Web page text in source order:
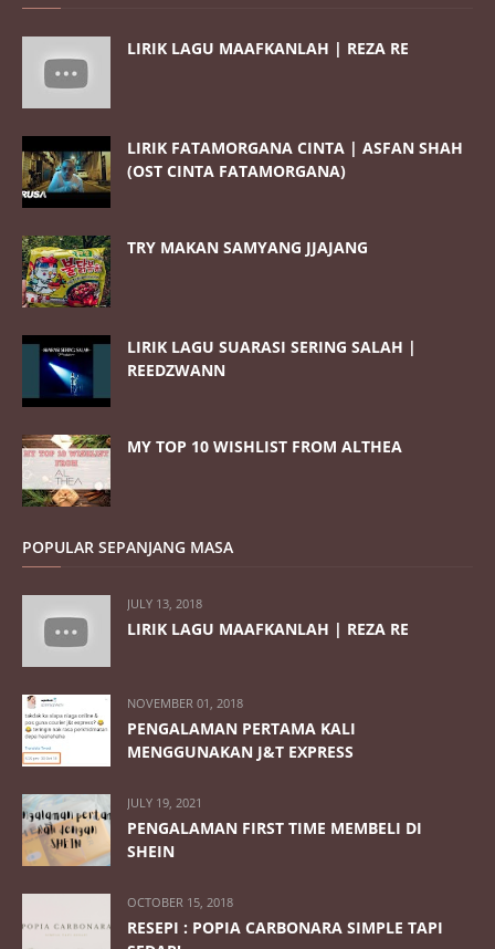
LIRIK LAGU MAAFKANLAH | REZA RE
LIRIK FATAMORGANA CINTA | ASFAN SHAH
(OST CINTA FATAMORGANA)
TRY MAKAN SAMYANG JJAJANG
LIRIK LAGU SUARASI SERING SALAH |
REEDZWANN
MY TOP 10 WISHLIST FROM ALTHEA
POPULAR SEPANJANG MASA
JULY 13, 2018
LIRIK LAGU MAAFKANLAH | REZA RE
NOVEMBER 01, 2018
PENGALAMAN PERTAMA KALI
MENGGUNAKAN J&T EXPRESS
JULY 19, 2021
PENGALAMAN FIRST TIME MEMBELI DI
SHEIN
OCTOBER 15, 2018
RESEPI : POPIA CARBONARA SIMPLE TAPI